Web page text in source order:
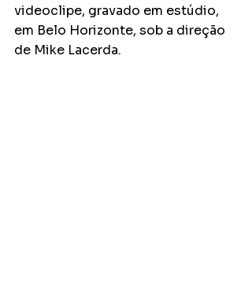
videoclipe, gravado em estúdio,
em Belo Horizonte, sob a direção
de Mike Lacerda.